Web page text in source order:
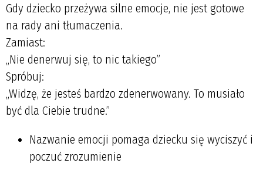
Gdy dziecko przeżywa silne emocje, nie jest gotowe
na rady ani tłumaczenia.
Zamiast:
„Nie denerwuj się, to nic takiego”
Spróbuj:
„Widzę, że jesteś bardzo zdenerwowany. To musiało
być dla Ciebie trudne.”
Nazwanie emocji pomaga dziecku się wyciszyć i
poczuć zrozumienie